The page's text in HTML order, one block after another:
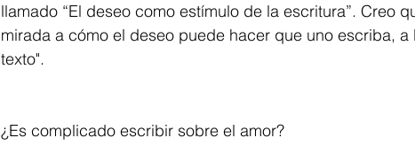
llamado “El deseo como estímulo de la escritura”. Creo
mirada a cómo el deseo puede hacer que uno escriba,
texto".
¿Es complicado escribir sobre el amor?